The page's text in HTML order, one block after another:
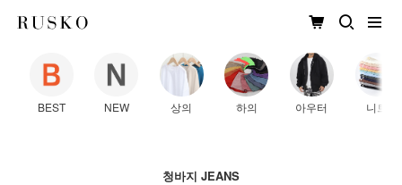
BEST NEW 상의 하의 아우터 니트
청바지 JEANS